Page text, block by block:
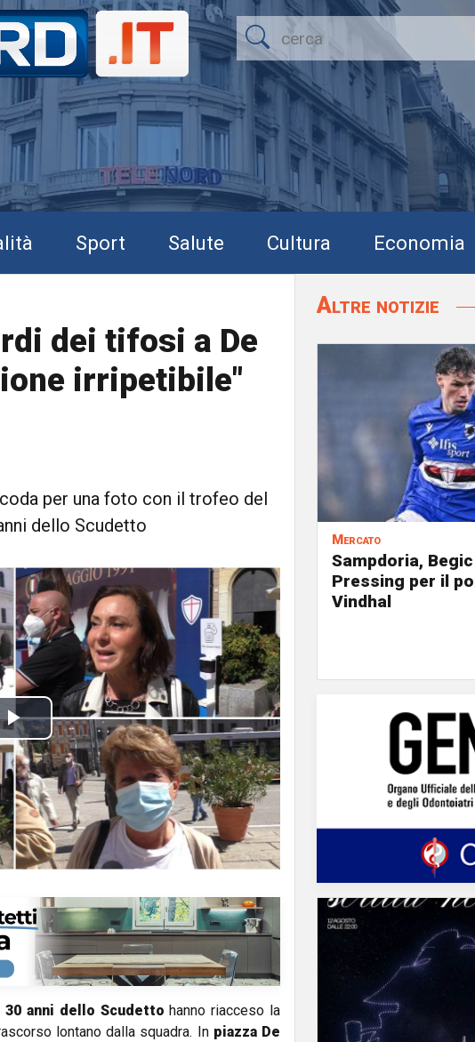
Sport Salute Cultura Economia
dei tifosi a De
irripetibile"
per una foto con il trofeo del
dello Scudetto
P
l
a
y
i
d
e
30 anni dello Scudetto hanno riacceso la
lontano dalla squadra. In piazza De
Altre notizie
Mercato
Sampdoria,
Pressing per il
Vindhal